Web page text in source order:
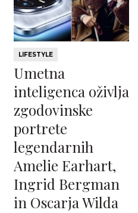
LIFESTYLE
Umetna
inteligenca oživlja
zgodovinske
portrete
legendarnih
Amelie Earhart,
Ingrid Bergman
in Oscarja Wilda